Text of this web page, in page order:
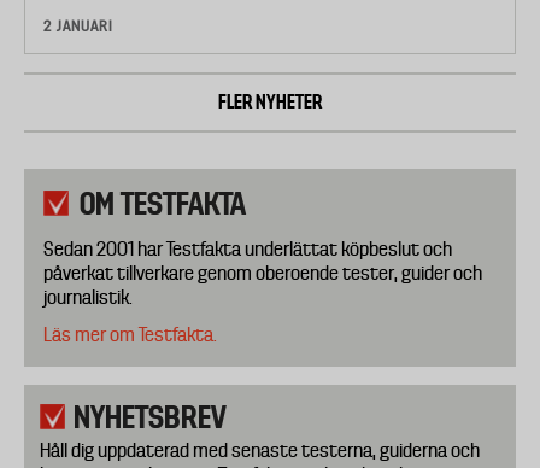
2 JANUARI
FLER NYHETER
OM TESTFAKTA
Sedan 2001 har Testfakta underlättat köpbeslut och
påverkat tillverkare genom oberoende tester, guider och
journalistik.
Läs mer om Testfakta.
NYHETSBREV
Håll dig uppdaterad med senaste testerna, guiderna och